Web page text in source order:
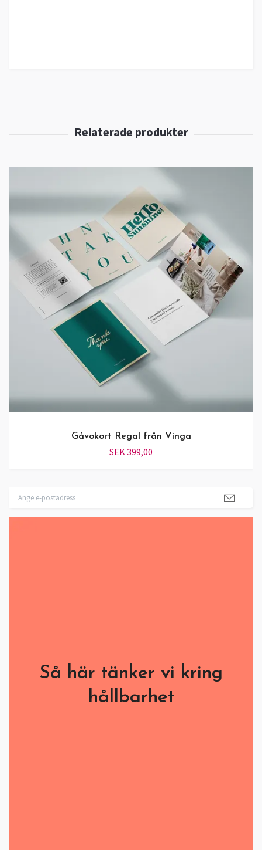
Så här tänker vi kring
hållbarhet
Gåvokort Regal från Vinga
SEK 399,00